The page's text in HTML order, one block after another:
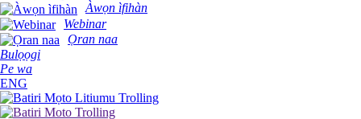
Àwọn ìfihàn
Webinar
Ọran naa
Bulọọgi
Pe wa
ENG